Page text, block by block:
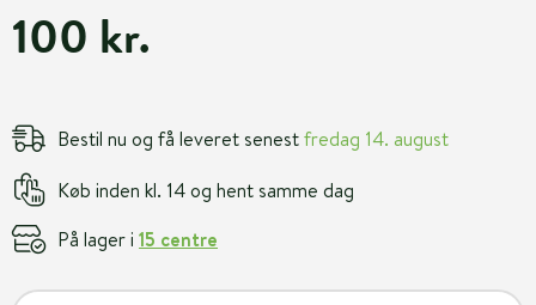
100 kr.
Bestil nu og få leveret senestfredag 14. august
Køb inden kl. 14 og hent samme dag
På lager i 15 centre